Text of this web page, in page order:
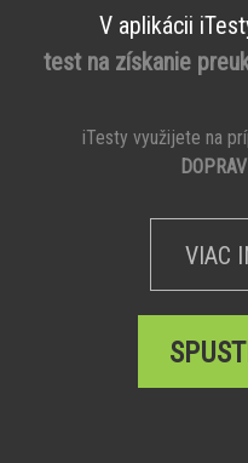
V aplikácii
test na získanie
iTesty využijete na
VIAC